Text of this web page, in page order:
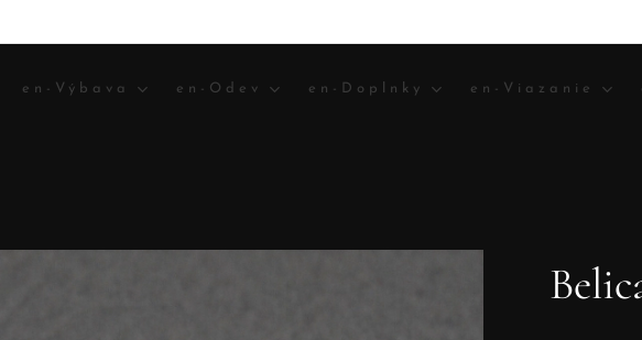
en-Výbava en-Odev en-Doplnky en-Viazanie